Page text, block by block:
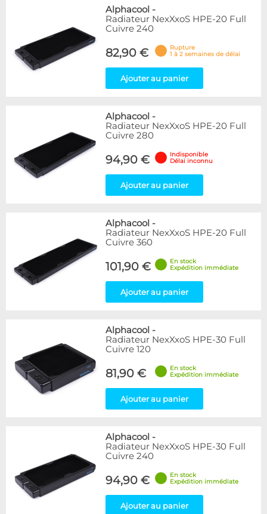
Alphacool -
Radiateur NexXxoS HPE-20 Full
Cuivre 240
82,90 €
Rupture
1 à 2 semaines de délai
Ajouter au panier
Alphacool -
Radiateur NexXxoS HPE-20 Full
Cuivre 280
94,90 €
Indisponible
Délai inconnu
Ajouter au panier
Alphacool -
Radiateur NexXxoS HPE-20 Full
Cuivre 360
101,90 €
En stock
Expédition immédiate
Ajouter au panier
Alphacool -
Radiateur NexXxoS HPE-30 Full
Cuivre 120
81,90 €
En stock
Expédition immédiate
Ajouter au panier
Alphacool -
Radiateur NexXxoS HPE-30 Full
Cuivre 240
94,90 €
En stock
Expédition immédiate
Ajouter au panier